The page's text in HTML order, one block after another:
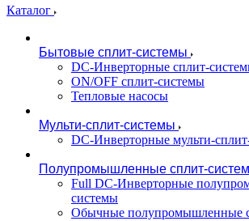
Каталог
Бытовые сплит-системы
DC-Инверторные сплит-
ON/OFF сплит-системы
Тепловые насосы
Мульти-сплит-системы
DC-Инверторные мульти-
Полупромышленные сплит-
Full DC-Инверторные
системы
Обычные полупромышленные